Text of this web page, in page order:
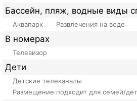
Бассейн, пляж, водные виды
Аквапарк Развлечения на воде
В номерах
Телевизор
Дети
Детские телеканалы
Размещение подходит для семей/